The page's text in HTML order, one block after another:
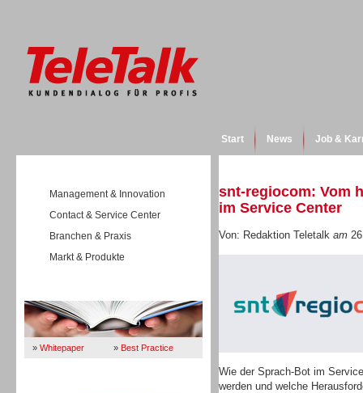
Start News Job &
Management & Innovation
Contact & Service Center
Branchen & Praxis
Markt & Produkte
» Whitepaper » Best Practice
snt-regiocom: Vom
im Service Center
Von: Redaktion Teletalk am
Wie der Sprach-Bot im
werden und welche